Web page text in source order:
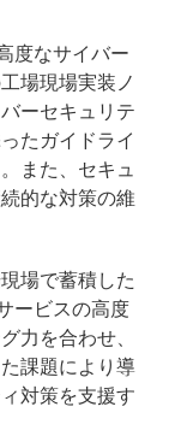
度なサイバー
場現場実装ノ
ーセキュリテ
たガイドライ
また、セキュ
的な対策の維
場で蓄積した
ービスの高度
力を合わせ、
課題により導
対策を支援す